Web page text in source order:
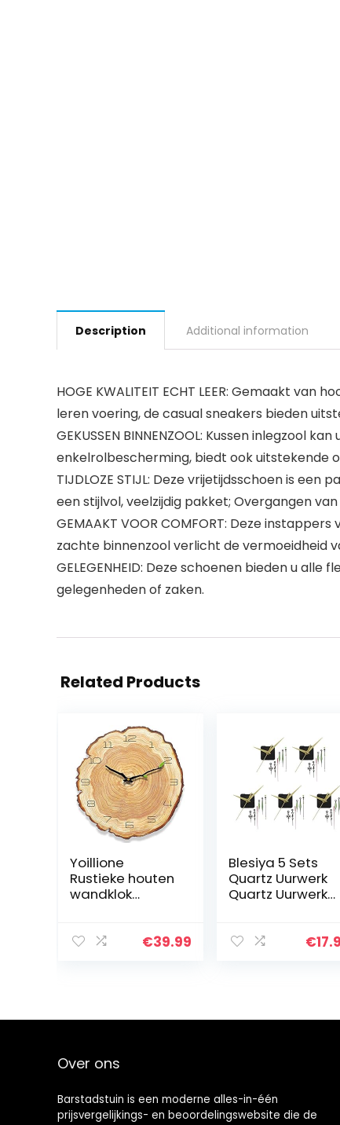
Description Additional information
HOGE KWALITEIT ECHT LEER: Gemaakt
leren voering, de casual sneakers bieden
GEKUSSEN BINNENZOOL: Kussen
enkelrolbescherming, biedt ook uitstekende
TIJDLOZE STIJL: Deze vrijetijdsschoen is
een stijlvol, veelzijdig pakket; Overgangen
GEMAAKT VOOR COMFORT: Deze
zachte binnenzool verlicht de vermoeidheid
GELEGENHEID: Deze schoenen bieden u
gelegenheden of zaken.
Related Products
Yoillione
Rustieke houten
wandklok
woonkamer,Fran
€39.99
Blesiya 5 Sets
Quartz Uurwerk
Quartz Uurwerk
Radiogestuurde
€
Over ons
Barstadstuin is een moderne alles-in-één
prijsvergelijkings- en beoordelingswebsite die de